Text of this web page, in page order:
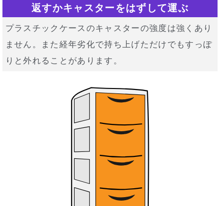
返すかキャスターをはずして運ぶ
プラスチックケースのキャスターの強度は強くあり
ません。また経年劣化で持ち上げただけでもすっぽ
りと外れることがあります。